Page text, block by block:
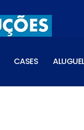
CASES